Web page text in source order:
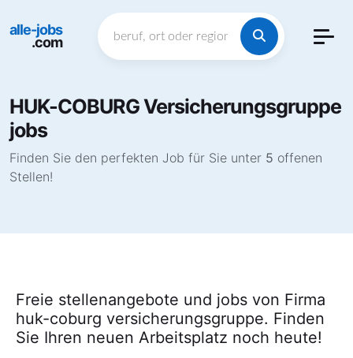
alle-jobs
.com
HUK-COBURG Versicherungsgruppe
jobs
Finden Sie den perfekten Job für Sie unter 5 offenen
Stellen!
Freie stellenangebote und jobs von Firma
huk-coburg versicherungsgruppe. Finden
Sie Ihren neuen Arbeitsplatz noch heute!